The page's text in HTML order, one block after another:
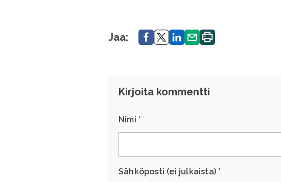
Jaa: Jaa. Jaa.Jaa. Jaa. Tulosta
sivu.
Kirjoita kommentti
Nimi *
Sähköposti (ei julkaista) *